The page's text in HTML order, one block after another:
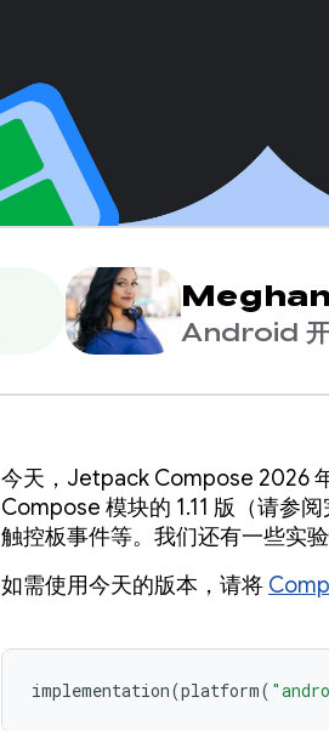
Android 开
今天，Jetpack Compose 2026
Compose 模块的 1.11 版（请参
触控板事件等。我们还有一些实
如需使用今天的版本，请将
implementation(platform(